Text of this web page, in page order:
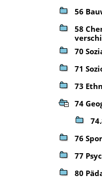
56
58
70
71
73
74
76
77
80